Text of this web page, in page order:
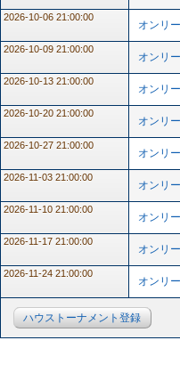
2026-10-06 21:00:00
オンリ
2026-10-09 21:00:00
オンリ
2026-10-13 21:00:00
オンリ
2026-10-20 21:00:00
オンリ
2026-10-27 21:00:00
オンリ
2026-11-03 21:00:00
オンリ
2026-11-10 21:00:00
オンリ
2026-11-17 21:00:00
オンリ
2026-11-24 21:00:00
オンリ
ハウストーナメント登録